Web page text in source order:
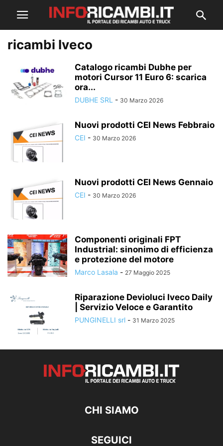
ricambi Iveco
Catalogo ricambi Dubhe per
motori Cursor 11 Euro 6: scarica
ora...
DUBHE SRL - 30 Marzo 2026
Nuovi prodotti CEI News Febbraio
CEI - 30 Marzo 2026
Nuovi prodotti CEI News Gennaio
CEI - 30 Marzo 2026
Componenti originali FPT
Industrial: sinonimo di efficienza
e protezione del motore
Marco Lasala - 27 Maggio 2025
Riparazione Devioluci Iveco Daily
| Servizio Veloce e Garantito
PUNGINELLI srl - 31 Marzo 2025
CHI SIAMO
SEGUICI